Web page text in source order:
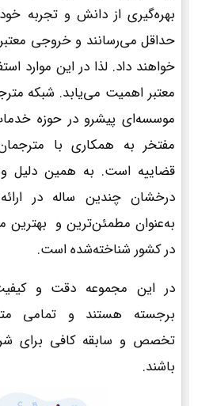
بهره‌گیری از دانش و تجربه
حداقل می‌رسانند و خروجی
خواهند داد. لذا در این موارد
معتبر اهمیت می‌یابد. شبکه
موسسه‌ای پیشرو در حوزه
مفتخر به همکاری با
قضاییه است. به همین دلیل و
درخشان چندین ساله در
به‌عنوان مطمئن‌ترین و
در کشور شناخته‌شده است.
در این مجموعه دقت و
برجسته هستند و تمامی
تخصص و سابقه کافی برای
باشند.